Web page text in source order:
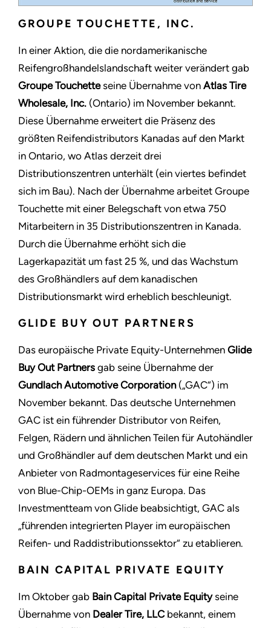
GROUPE TOUCHETTE, INC.
In einer Aktion, die die nordamerikanische
Reifengroßhandelslandschaft weiter verändert gab
Groupe Touchetteseine Übernahme von Atlas Tire
Wholesale, Inc. (Ontario) im November bekannt.
Diese Übernahme erweitert die Präsenz des
größten Reifendistributors Kanadas auf den Markt
in Ontario, wo Atlas derzeit drei
Distributionszentren unterhält (ein viertes befindet
sich im Bau). Nach der Übernahme arbeitet Groupe
Touchette mit einer Belegschaft von etwa 750
Mitarbeitern in 35 Distributionszentren in Kanada.
Durch die Übernahme erhöht sich die
Lagerkapazität um fast 25 %, und das Wachstum
des Großhändlers auf dem kanadischen
Distributionsmarkt wird erheblich beschleunigt.
GLIDE BUY OUT PARTNERS
Das europäische Private Equity-Unternehmen Glide
Buy Out Partners gab seine Übernahme der
Gundlach Automotive Corporation(„GAC“) im
November bekannt. Das deutsche Unternehmen
GAC ist ein führender Distributor von Reifen,
Felgen, Rädern und ähnlichen Teilen für Autohändler
und Großhändler auf dem deutschen Markt und ein
Anbieter von Radmontageservices für eine Reihe
von Blue-Chip-OEMs in ganz Europa. Das
Investmentteam von Glide beabsichtigt, GAC als
„führenden integrierten Player im europäischen
Reifen- und Raddistributionssektor“ zu etablieren.
BAIN CAPITAL PRIVATE EQUITY
Im Oktober gab Bain Capital Private Equityseine
Übernahme von Dealer Tire, LLCbekannt, einem